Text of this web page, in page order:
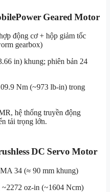
Geared Motor
động cơ + hộp giảm tốc
gearbox)
in) khung; phiên bản 24
Nm (~973 lb-in) trong
hệ thống truyền động
tải trọng lớn.
DC Servo Motor
34 (≈ 90 mm khung)
oz-in (~1604 Ncm)